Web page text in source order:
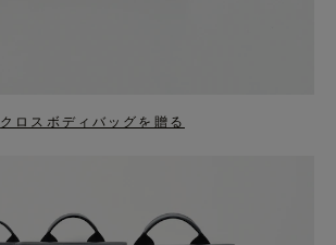
クロスボディバッグを贈る